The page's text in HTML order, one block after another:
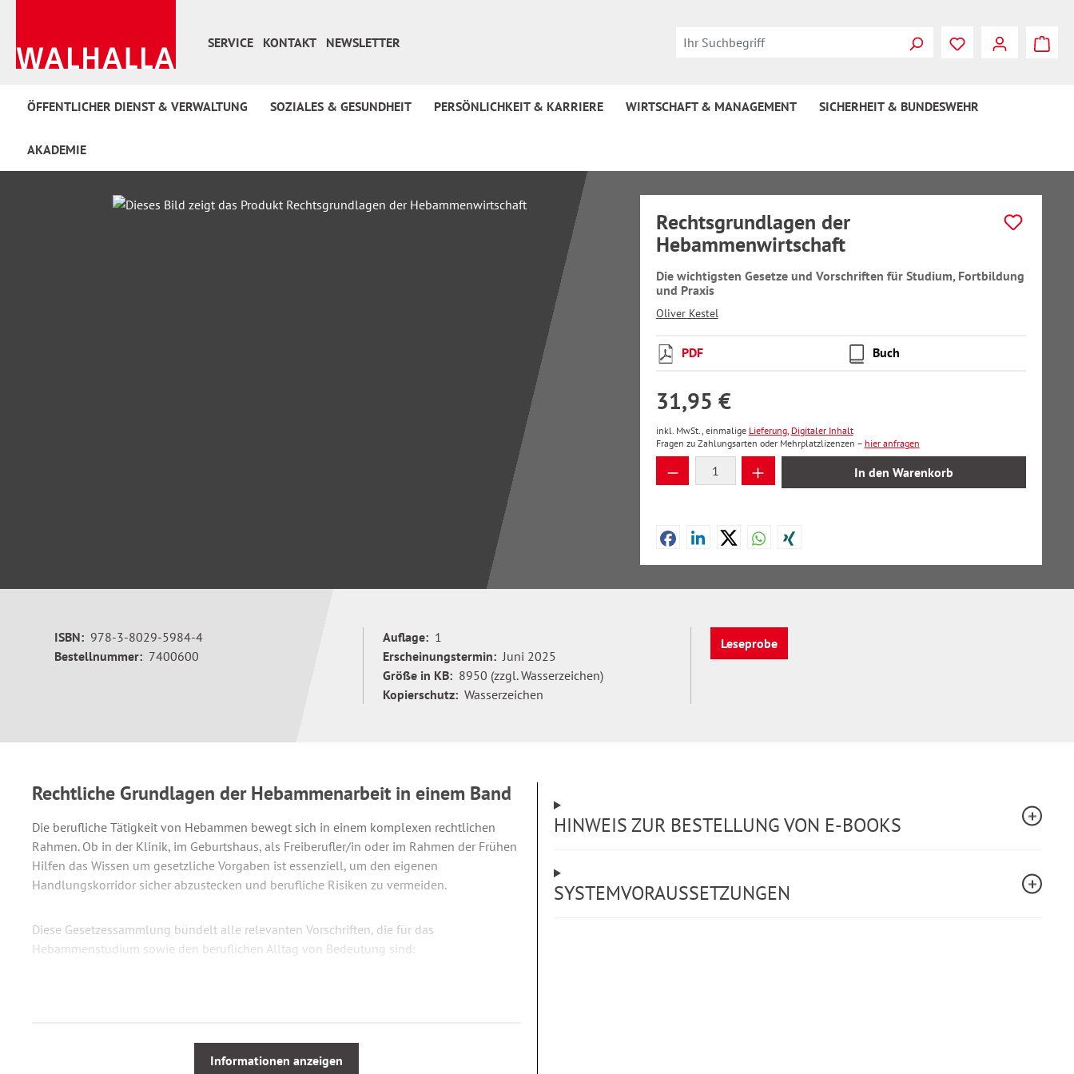
SERVICE
KONTAKT NEWSLETTER
ÖFFENTLICHER DIENST & VERWALTUNG SOZIALES & GESUNDHEIT PERSÖNLICHKEIT & KARRIERE WIRTSCHAFT & MANAGEMENT SICHERHEIT & BUNDESWEHR
AKADEMIE
Bildergalerie überspringen
Rechtsgrundlagen der
Hebammenwirtschaft
Die wichtigsten Gesetze und Vorschriften für Studium, Fortbildung
und Praxis
Oliver Kestel
PDF Buch
31,95 €
inkl. MwSt., einmalige Lieferung, Digitaler Inhalt
Fragen zu Zahlungsarten oder Mehrplatzlizenzen – hier anfragen
Produkt Anzahl: Gib den gewünschten Wert ein
In den Warenkorb
ISBN: 978-3-8029-5984-4
Bestellnummer: 7400600
Auflage: 1
Erscheinungstermin: Juni 2025
Größe in KB: 8950 (zzgl. Wasserzeichen)
Kopierschutz: Wasserzeichen
Leseprobe
Rechtliche Grundlagen der Hebammenarbeit in einem Band
Die berufliche Tätigkeit von Hebammen bewegt sich in einem komplexen rechtlichen
Rahmen. Ob in der Klinik, im Geburtshaus, als Freiberufler/in oder im Rahmen der Frühen
Hilfen das Wissen um gesetzliche Vorgaben ist essenziell, um den eigenen
Handlungskorridor sicher abzustecken und berufliche Risiken zu vermeiden.
Diese Gesetzessammlung bündelt alle relevanten Vorschriften, die für das
Hebammenstudium sowie den beruflichen Alltag von Bedeutung sind:
Spezifische Schutzvorschriften für Frauen und Kinder wie das Gesetz zur Kooperation
Informationen anzeigen
HINWEIS ZUR BESTELLUNG VON E-BOOKS
SYSTEMVORAUSSETZUNGEN